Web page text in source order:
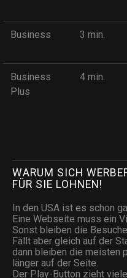
Business 3 min.
Business
Plus
4 min.
WARUM SICH
FÜR SIE LOHNEN!
In den USA ist es schon
Eine Webseite muss ein
Sonst bleiben die
Fällt aber gleich auf der
dann bleiben die meisten
länger auf der Seite.
Der Play-Button zieht